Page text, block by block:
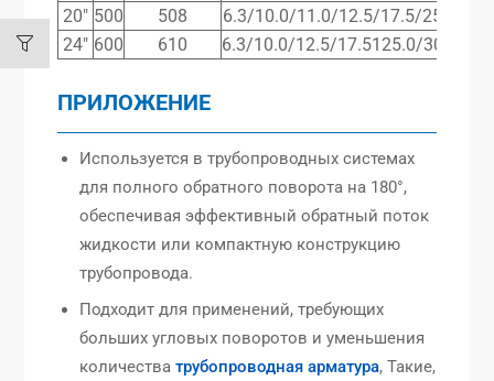
20″ 500 508
6.3/10.0/11.0/12.5/17.5/25.0/
24″ 600 610 6.3/10.0/12.5/17.5125.0/30.0/
ПРИЛОЖЕНИЕ
Используется в трубопроводных системах
для полного обратного поворота на 180°,
обеспечивая эффективный обратный поток
жидкости или компактную конструкцию
трубопровода.
Подходит для применений, требующих
больших угловых поворотов и уменьшения
количестватрубопроводная арматура, Такие,